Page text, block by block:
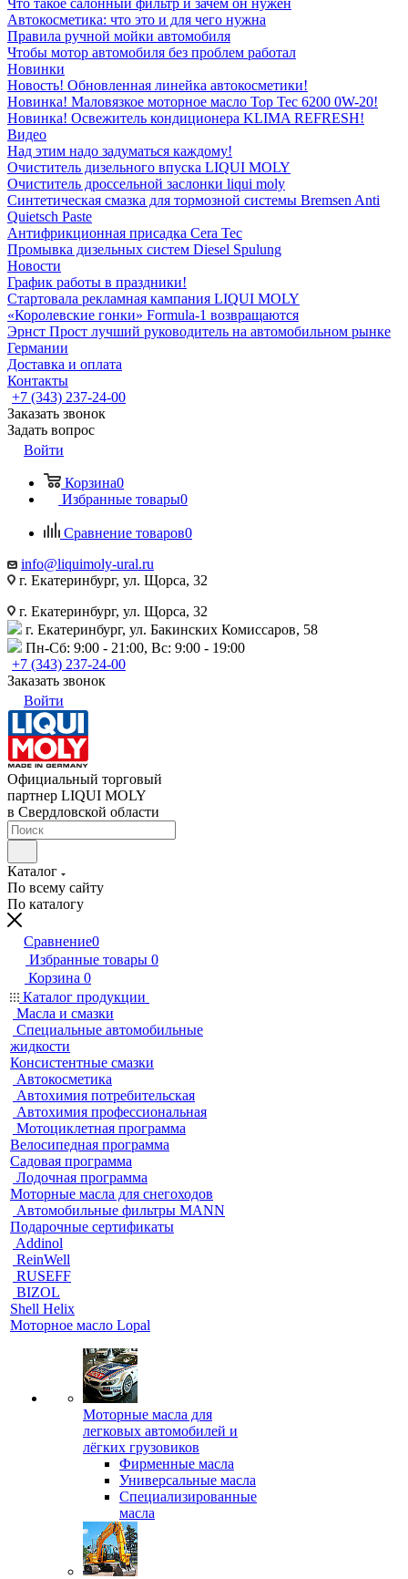
Что такое салонный фильтр и зачем он нужен
Автокосметика: что это и для чего нужна
Правила ручной мойки автомобиля
Чтобы мотор автомобиля без проблем работал
Новинки
Новость! Обновленная линейка автокосметики!
Новинка! Маловязкое моторное масло Top Tec 6200 0W-20!
Новинка! Освежитель кондиционера KLIMA REFRESH!
Видео
Над этим надо задуматься каждому!
Очиститель дизельного впуска LIQUI MOLY
Очиститель дроссельной заслонки liqui moly
Синтетическая смазка для тормозной системы Bremsen Anti
Quietsch Paste
Антифрикционная присадка Cera Tec
Промывка дизельных систем Diesel Spulung
Новости
График работы в праздники!
Стартовала рекламная кампания LIQUI MOLY
«Королевские гонки» Formula-1 возвращаются
Эрнст Прост лучший руководитель на автомобильном рынке
Германии
Доставка и оплата
Контакты
+7 (343) 237-24-00
Заказать звонок
Задать вопрос
Войти
Корзина0
Избранные товары0
Сравнение товаров0
info@liquimoly-ural.ru
г. Екатеринбург, ул. Щорса, 32
г. Екатеринбург, ул. Щорса, 32
г. Екатеринбург, ул. Бакинских Комиссаров, 58
Пн-Сб: 9:00 - 21:00, Вс: 9:00 - 19:00
+7 (343) 237-24-00
Заказать звонок
Войти
Официальный торговый
партнер LIQUI MOLY
в Свердловской области
Каталог
По всему сайту
По каталогу
Сравнение0
Избранные товары 0
Корзина 0
Каталог продукции
Масла и смазки
Специальные автомобильные
жидкости
Консистентные смазки
Автокосметика
Автохимия потребительская
Автохимия профессиональная
Мотоциклетная программа
Велосипедная программа
Садовая программа
Лодочная программа
Моторные масла для снегоходов
Автомобильные фильтры MANN
Подарочные сертификаты
Addinol
ReinWell
RUSEFF
BIZOL
Shell Helix
Моторное масло Lopal
Моторные масла для
легковых автомобилей и
лёгких грузовиков
Фирменные масла
Универсальные масла
Специализированные
масла